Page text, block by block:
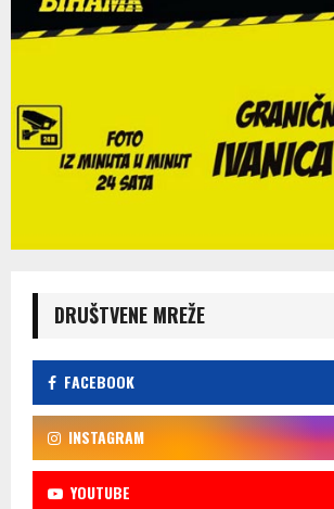
DRUŠTVENE MREŽE
FACEBOOK
INSTAGRAM
YOUTUBE